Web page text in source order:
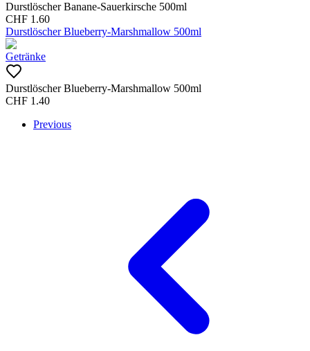
Durstlöscher Banane-Sauerkirsche 500ml
CHF 1.60
Durstlöscher Blueberry-Marshmallow 500ml
Getränke
Durstlöscher Blueberry-Marshmallow 500ml
CHF 1.40
Previous